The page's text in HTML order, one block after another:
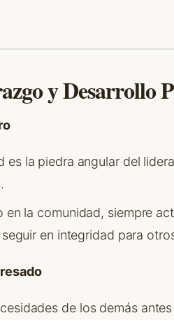
y Desarrollo
es la piedra angular del
en la comunidad, siempre
en integridad para
de los demás